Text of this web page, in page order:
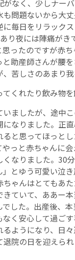
なく、少しナー
問題ないから大
毎日をリラック
り夜には陣痛がき
ったのですが赤
助産師さんが腰
苦しさのあまり
くれたり飲み物を
ましたが、途中
なりました。正
と思ってほっと
っと赤ちゃんに
なりました。30
とゆう可愛い泣
ゃんはとてもあ
ていて、ああー
した。出産後、
く安心して過ご
ようになり、日
院の日を迎えら
当院での出産を希
師プロフィール
English Page